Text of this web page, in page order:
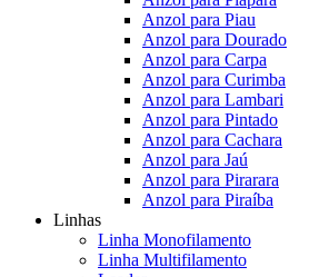
Anzol para Piau
Anzol para Dourado
Anzol para Carpa
Anzol para Curimba
Anzol para Lambari
Anzol para Pintado
Anzol para Cachara
Anzol para Jaú
Anzol para Pirarara
Anzol para Piraíba
Linhas
Linha Monofilamento
Linha Multifilamento